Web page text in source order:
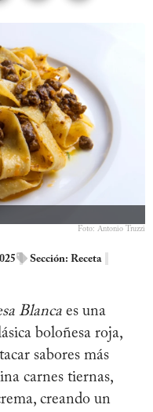
Foto: Antonio Truzzi
Sección: Receta
Blanca es una
boloñesa roja,
sabores más
carnes tiernas,
creando un